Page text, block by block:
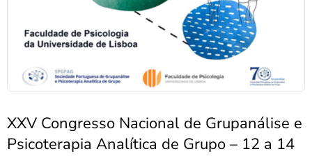
XXV Congresso Nacional de Grupanálise e
Psicoterapia Analítica de Grupo – 12 a 14